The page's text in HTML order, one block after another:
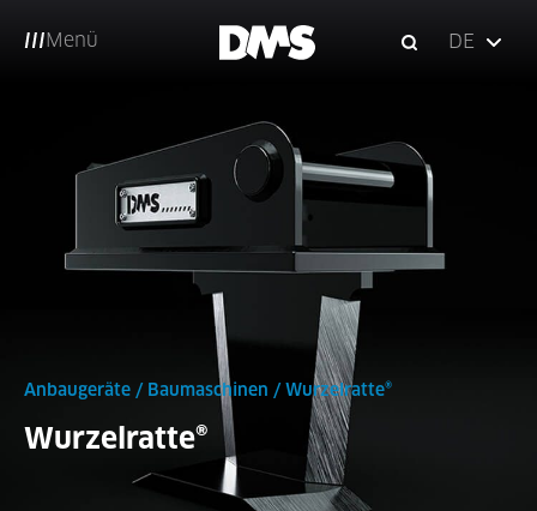
Menü DE
Anbaugeräte / Baumaschinen /Wurzelratte®
Wurzelratte®